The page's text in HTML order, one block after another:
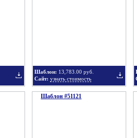
Шаблон: 13,783.00 руб.
Сайт: узнать стоимость
Шаблон #51121